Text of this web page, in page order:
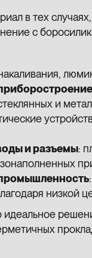
в тех
с
и
и разъемы:
низкой